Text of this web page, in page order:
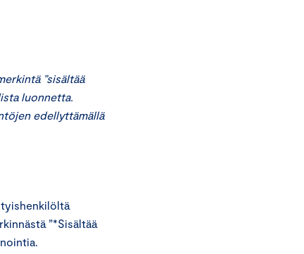
”sisältää
luonnetta.
edellyttämällä
”*Sisältää